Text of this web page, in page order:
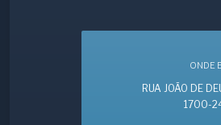
ONDE
RUA JOÃO DE
1700-